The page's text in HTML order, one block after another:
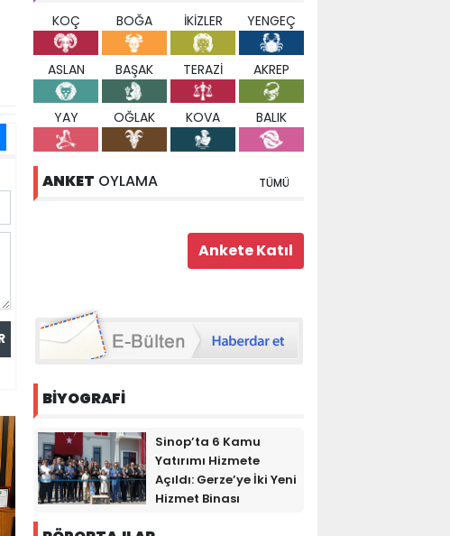
KOÇ BOĞA İKİZLER YENGEÇ
ASLAN BAŞAK TERAZİ AKREP
YAY OĞLAK KOVA BALIK
ANKET OYLAMA TÜMÜ
BİYOGRAFİ
Sinop’ta 6 Kamu
Yatırımı Hizmete
Açıldı: Gerze’ye İki Yeni
Hizmet Binası